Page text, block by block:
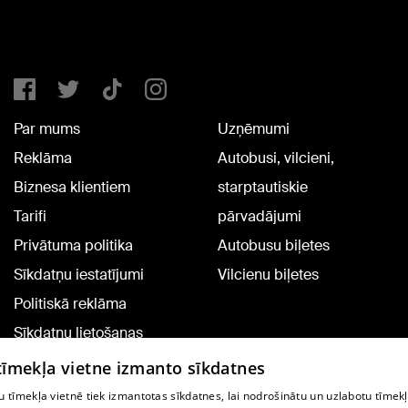
Par mums
Reklāma
Biznesa klientiem
Tarifi
Privātuma politika
Sīkdatņu iestatījumi
Politiskā reklāma
Sīkdatņu lietošanas
noteikumi
Komentāru pievienošana
Uzņēmumi
Autobusi, vilcieni,
starptautiskie
pārvadājumi
Autobusu biļetes
Vilcienu biļetes
vietne izmanto sīkdatnes
tīmekļa vietnē tiek izmantotas sīkdatnes, lai nodrošinātu un uzlabotu